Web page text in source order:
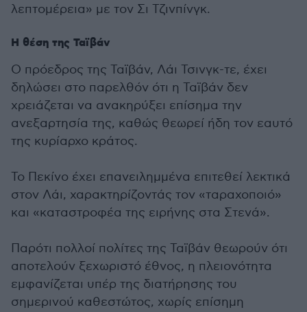
λεπτομέρεια» με τον Σι Τζινπίνγκ.
Η θέση της Ταϊβάν
Ο πρόεδρος της Ταϊβάν, Λάι Τσινγκ-τε, έχει
δηλώσει στο παρελθόν ότι η Ταϊβάν δεν
χρειάζεται να ανακηρύξει επίσημα την
ανεξαρτησία της, καθώς θεωρεί ήδη τον εαυτό
της κυρίαρχο κράτος.
Το Πεκίνο έχει επανειλημμένα επιτεθεί λεκτικά
στον Λάι, χαρακτηρίζοντάς τον «ταραχοποιό»
και «καταστροφέα της ειρήνης στα Στενά».
Παρότι πολλοί πολίτες της Ταϊβάν θεωρούν ότι
αποτελούν ξεχωριστό έθνος, η πλειονότητα
εμφανίζεται υπέρ της διατήρησης του
σημερινού καθεστώτος, χωρίς επίσημη